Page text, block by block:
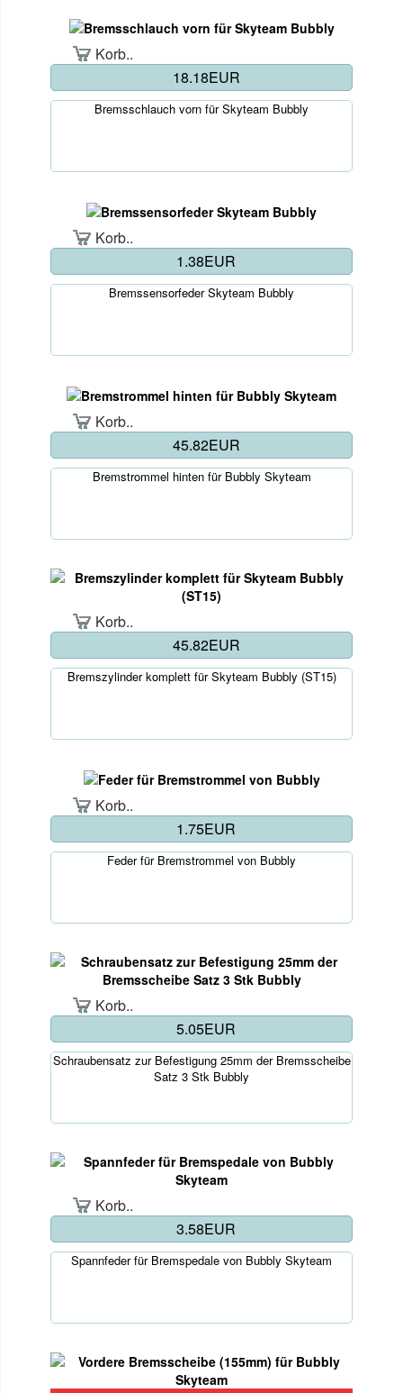
Korb..
18.18EUR
Bremsschlauch vorn für Skyteam Bubbly
Korb..
1.38EUR
Bremssensorfeder Skyteam Bubbly
Korb..
45.82EUR
Bremstrommel hinten für Bubbly Skyteam
Korb..
45.82EUR
Bremszylinder komplett für Skyteam Bubbly (ST15)
Korb..
1.75EUR
Feder für Bremstrommel von Bubbly
Korb..
5.05EUR
Schraubensatz zur Befestigung 25mm der Bremsscheibe
Satz 3 Stk Bubbly
Korb..
3.58EUR
Spannfeder für Bremspedale von Bubbly Skyteam